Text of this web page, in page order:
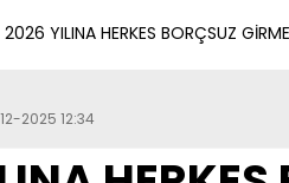
2026 YILINA HERKES BORÇSUZ
2025 12:34